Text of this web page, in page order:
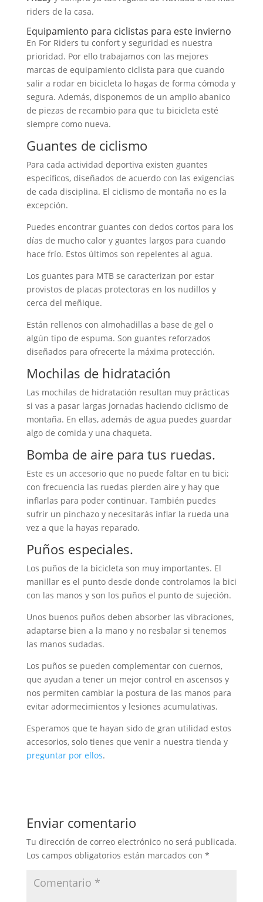
riders de la casa.
Equipamiento para ciclistas para este invierno
En For Riders tu confort y seguridad es nuestra
prioridad. Por ello trabajamos con las mejores
marcas de equipamiento ciclista para que cuando
salir a rodar en bicicleta lo hagas de forma cómoda y
segura. Además, disponemos de un amplio abanico
de piezas de recambio para que tu bicicleta esté
siempre como nueva.
Guantes de ciclismo
Para cada actividad deportiva existen guantes
específicos, diseñados de acuerdo con las exigencias
de cada disciplina. El ciclismo de montaña no es la
excepción.
Puedes encontrar guantes con dedos cortos para los
días de mucho calor y guantes largos para cuando
hace frío. Estos últimos son repelentes al agua.
Los guantes para MTB se caracterizan por estar
provistos de placas protectoras en los nudillos y
cerca del meñique.
Están rellenos con almohadillas a base de gel o
algún tipo de espuma. Son guantes reforzados
diseñados para ofrecerte la máxima protección.
Mochilas de hidratación
Las mochilas de hidratación resultan muy prácticas
si vas a pasar largas jornadas haciendo ciclismo de
montaña. En ellas, además de agua puedes guardar
algo de comida y una chaqueta.
Bomba de aire para tus ruedas.
Este es un accesorio que no puede faltar en tu bici;
con frecuencia las ruedas pierden aire y hay que
inflarlas para poder continuar. También puedes
sufrir un pinchazo y necesitarás inflar la rueda una
vez a que la hayas reparado.
Puños especiales.
Los puños de la bicicleta son muy importantes. El
manillar es el punto desde donde controlamos la bici
con las manos y son los puños el punto de sujeción.
Unos buenos puños deben absorber las vibraciones,
adaptarse bien a la mano y no resbalar si tenemos
las manos sudadas.
Los puños se pueden complementar con cuernos,
que ayudan a tener un mejor control en ascensos y
nos permiten cambiar la postura de las manos para
evitar adormecimientos y lesiones acumulativas.
Esperamos que te hayan sido de gran utilidad estos
accesorios, solo tienes que venir a nuestra tienda y
preguntar por ellos.
Enviar comentario
Tu dirección de correo electrónico no será publicada.
Los campos obligatorios están marcados con *